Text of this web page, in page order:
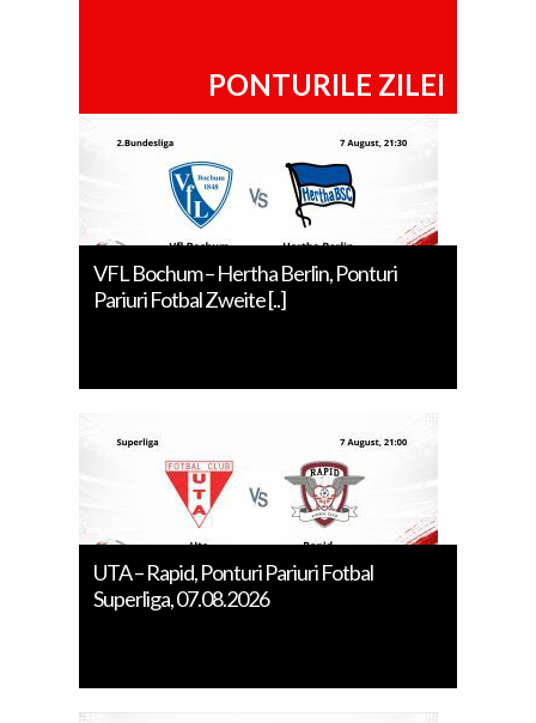
PONTURILE ZILEI
VFL Bochum – Hertha Berlin, Ponturi
Pariuri Fotbal Zweite [..]
UTA – Rapid, Ponturi Pariuri Fotbal
Superliga, 07.08.2026